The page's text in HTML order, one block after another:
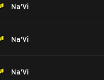
Na'Vi
Na'Vi
Na'Vi